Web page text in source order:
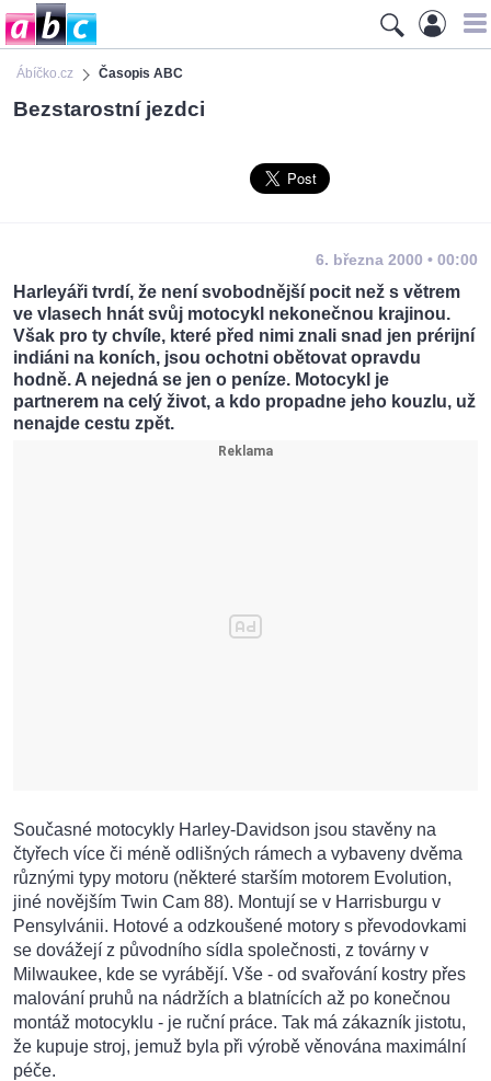
Ábíčko.cz Časopis ABC
Bezstarostní jezdci
6. března 2000 • 00:00
Harleyáři tvrdí, že není svobodnější pocit než s větrem
ve vlasech hnát svůj motocykl nekonečnou krajinou.
Však pro ty chvíle, které před nimi znali snad jen prérijní
indiáni na koních, jsou ochotni obětovat opravdu
hodně. A nejedná se jen o peníze. Motocykl je
partnerem na celý život, a kdo propadne jeho kouzlu, už
nenajde cestu zpět.
Současné motocykly Harley-Davidson jsou stavěny na
čtyřech více či méně odlišných rámech a vybaveny dvěma
různými typy motoru (některé starším motorem Evolution,
jiné novějším Twin Cam 88). Montují se v Harrisburgu v
Pensylvánii. Hotové a odzkoušené motory s převodovkami
se dovážejí z původního sídla společnosti, z továrny v
Milwaukee, kde se vyrábějí. Vše - od svařování kostry přes
malování pruhů na nádržích a blatnících až po konečnou
montáž motocyklu - je ruční práce. Tak má zákazník jistotu,
že kupuje stroj, jemuž byla při výrobě věnována maximální
péče.